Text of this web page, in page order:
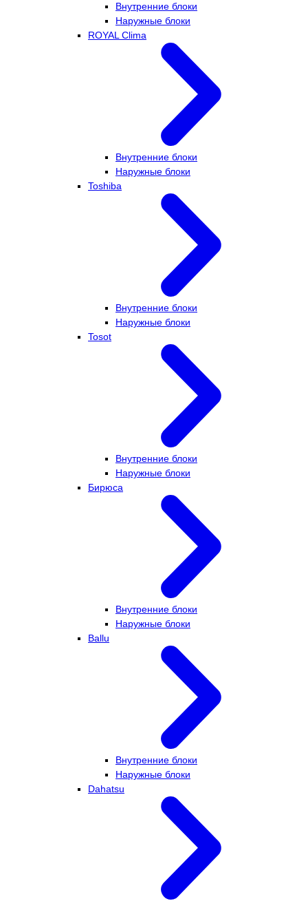
Внутренние блоки
Наружные блоки
ROYAL Clima
Внутренние блоки
Наружные блоки
Toshiba
Внутренние блоки
Наружные блоки
Tosot
Внутренние блоки
Наружные блоки
Бирюса
Внутренние блоки
Наружные блоки
Ballu
Внутренние блоки
Наружные блоки
Dahatsu